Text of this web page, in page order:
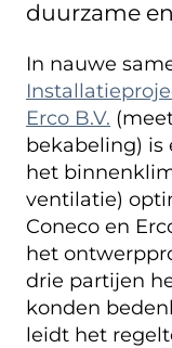
duurzame
In nauwe
Erco B.V.
bekabeling) is
het
ventilatie)
Coneco en
het
drie partijen
konden
leidt het